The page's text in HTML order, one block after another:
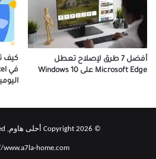
أفضل 7 طرق لإصلاح تعطل
Microsoft Edge على Windows 10
كيف
© Copyright 2026 أحلى هاوم, All Rights Reserved
www.a7la-home.com/